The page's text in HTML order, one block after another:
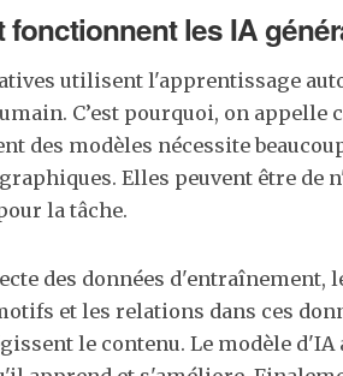
fonctionnent les IA
utilisent l'apprentissage
C’est pourquoi, on appelle
des modèles nécessite
graphiques. Elles peuvent être
la tâche.
des données d'entraînement,
et les relations dans ces
le contenu. Le modèle